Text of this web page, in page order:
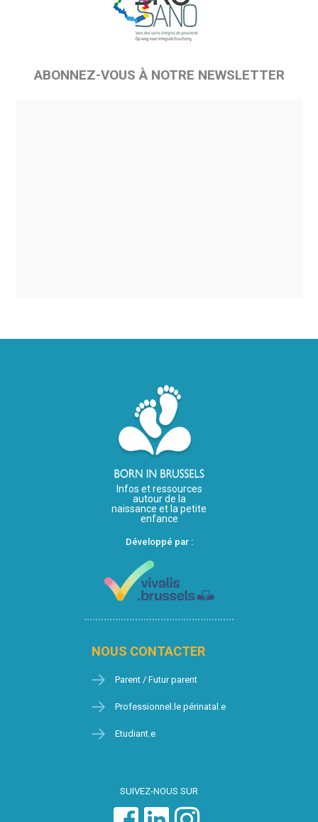
ABONNEZ-VOUS À NOTRE NEWSLETTER
Infos et ressources
autour de la
naissance et la petite
enfance
Développé par :
NOUS CONTACTER
Parent / Futur parent
Professionnel.le périnatal.e
Etudiant.e
SUIVEZ-NOUS SUR